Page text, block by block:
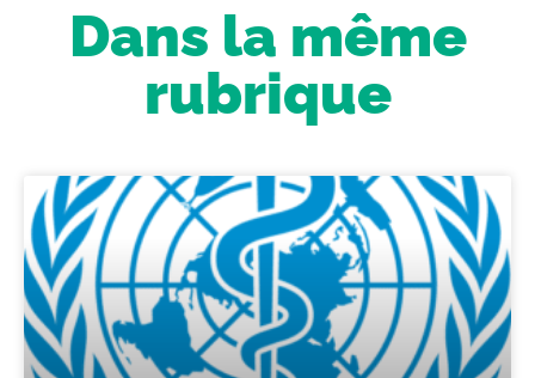
Dans la même
rubrique